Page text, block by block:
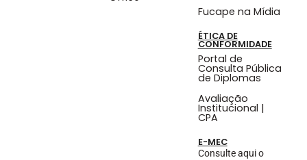
Fucape na Mídia
ÉTICA DE
CONFORMIDADE
Portal de
Consulta Pública
de Diplomas
Avaliação
Institucional |
CPA
E-MEC
Consulte aqui o